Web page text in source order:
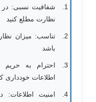
شفافیت نسبی: در
نظارت مطلع کنید
تناسب: میزان
باشد
احترام به
اطلاعات خودداری
امنیت اطلاعات: